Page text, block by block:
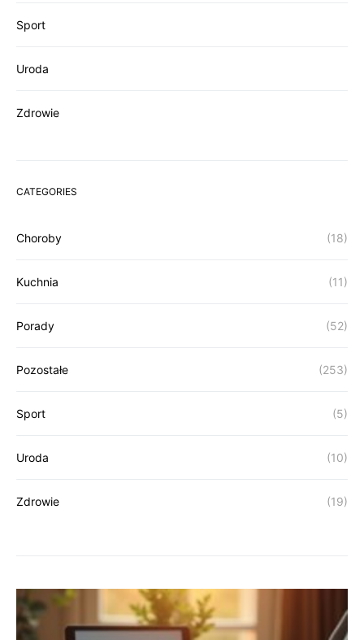
Sport
Uroda
Zdrowie
CATEGORIES
Choroby (18)
Kuchnia (11)
Porady (52)
Pozostałe (253)
Sport (5)
Uroda (10)
Zdrowie (19)